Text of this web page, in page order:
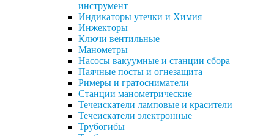
инструмент
Индикаторы утечки и Химия
Инжекторы
Ключи вентильные
Манометры
Насосы вакуумные и станции сбора
Паячные посты и огнезащита
Римеры и гратосниматели
Станции манометрические
Течеискатели ламповые и красители
Течеискатели электронные
Трубогибы